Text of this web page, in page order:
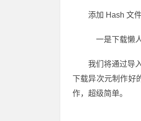
添加 Hash 文
一是下载懒
我们将通过导
下载异次元制作好
作，超级简单。